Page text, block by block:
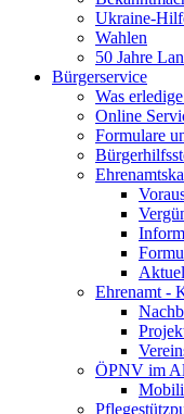
Ukraine-
Wahlen
50 Jahre
Bürgerservice
Was
Online
Formulare
Ehrenamt -
ÖPNV im